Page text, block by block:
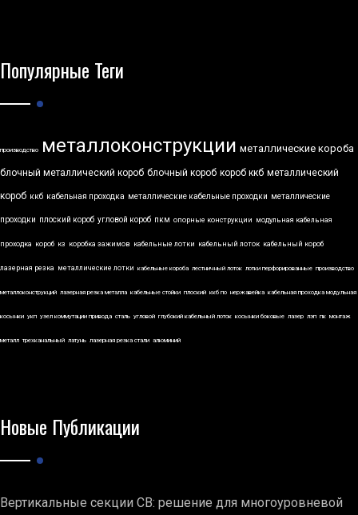
Популярные Теги
производство металлоконструкции металлические короба
блочный металлический короб блочный короб короб ккб металлический
короб ккб кабельная проходка металлические кабельные проходки металлические
проходки плоский короб угловой короб пкм опорные конструкции модульная кабельная
проходка короб кз коробка зажимов кабельные лотки кабельный лоток кабельный короб
лазерная резка металлические лотки кабельные короба лестничный лоток лотки перфорированные производство
металлоконструкций лазерная резка металла кабельные стойки плоский ккб по нержавейка кабельная проходка модульная
косынки укп узел коммутации привода сталь угловой глубокий кабельный лоток косынки боковые лазер лэп пк монтаж
металл трехканальный латунь лазерная резка стали алюминий
Новые Публикации
Вертикальные секции СВ: решение для многоуровневой